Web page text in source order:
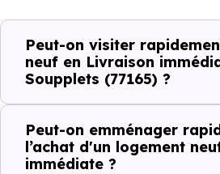
Avec un
logement neuf en
Saint-Soupplets (77165), vous
très concrète. Le logement neuf
voir, et le projet peut avancer
Dans la pratique, voici comment
Peut-on visiter
neuf en Livraison
Soupplets (77165) ?
Peut-on emménager
l’achat d'un logement
immédiate ?